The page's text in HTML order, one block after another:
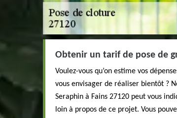
Obtenir un tarif de pose de
Voulez-vous qu’on estime vos
vous envisager de réaliser bientôt ?
Seraphin à Fains 27120 peut vous
loin à propos de ce projet. Vous